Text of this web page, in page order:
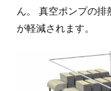
ん。 真空ポンプの
が軽減されます。